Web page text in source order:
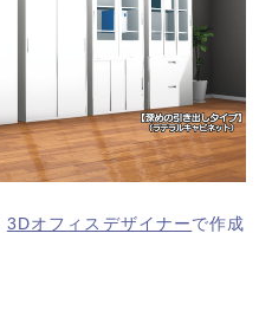
3Dオフィスデザイナーで作成